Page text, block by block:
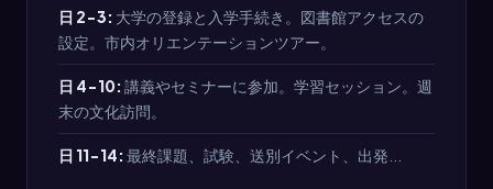
日 2-3: 大学の登録と入学手続き。図書館アクセスの
設定。市内オリエンテーションツアー。
日 4-10:講義やセミナーに参加。学習セッション。週
末の文化訪問。
日 11-14:最終課題、試験、送別イベント、出発...